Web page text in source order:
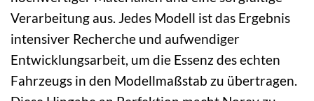
Verarbeitung aus. Jedes Modell ist das Ergebnis
intensiver Recherche und aufwendiger
Entwicklungsarbeit, um die Essenz des echten
Fahrzeugs in den Modellmaßstab zu übertragen.